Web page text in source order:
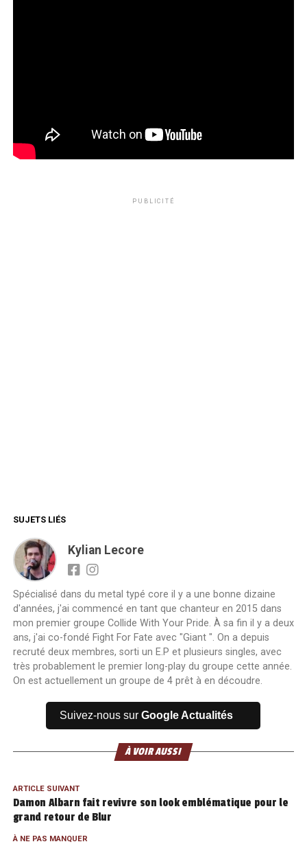
PUBLICITÉ
SUJETS LIÉS
Kylian Lecore
Spécialisé dans du metal typé core il y a une bonne dizaine
d'années, j'ai commencé en tant que chanteur en 2015 dans
mon premier groupe Collide With Your Pride. À sa fin il y a deux
ans, j'ai co-fondé Fight For Fate avec "Giant ". On a depuis
recruté deux membres, sorti un E.P et plusieurs singles, avec
très probablement le premier long-play du groupe cette année.
On est actuellement un groupe de 4 prêt à en découdre.
Suivez-nous surGoogle Actualités
À VOIR AUSSI
ARTICLE SUIVANT
Damon Albarn fait revivre son look emblématique pour le
grand retour de Blur
À NE PAS MANQUER